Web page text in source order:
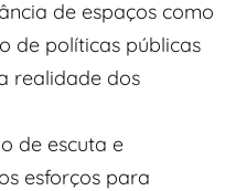
de espaços como
de políticas públicas
realidade dos
de escuta e
esforços para